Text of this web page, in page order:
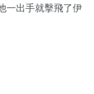
一出手就擊飛了伊